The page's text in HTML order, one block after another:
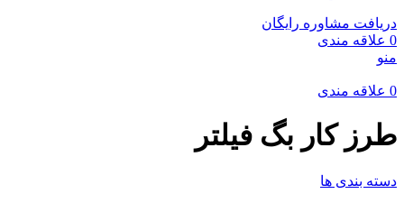
دریافت مشاوره رایگان
0 علاقه مندی
منو
0 علاقه مندی
طرز کار بگ فیلتر
دسته بندی ها